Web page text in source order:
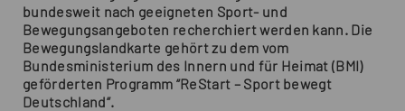
bundesweit nach geeigneten Sport- und
Bewegungsangeboten recherchiert werden kann. Die
Bewegungslandkarte gehört zu dem vom
Bundesministerium des Innern und für Heimat (BMI)
geförderten Programm “ReStart – Sport bewegt
Deutschland“.